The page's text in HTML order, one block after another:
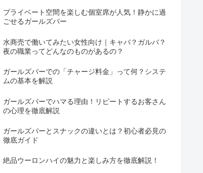
プライベート空間を楽しむ個室席が人気！静かに過
ごせるガールズバー
水商売で働いてみたい女性向け｜キャバ？ガルバ？
夜の職業ってどんなのものがあるの？
ガールズバーでの「チャージ料金」って何？システ
ムの基本を解説
ガールズバーでハマる理由！リピートするお客さん
の心理を徹底解説
ガールズバーとスナックの違いとは？初心者必見の
徹底ガイド
絶品ウーロンハイの魅力と楽しみ方を徹底解説！